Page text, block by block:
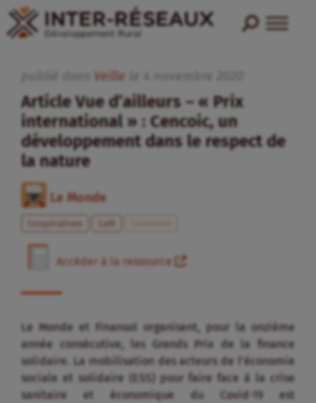
Veille
Article Vue d’ailleurs – « Prix
international » : Cencoic, un
développement dans le respect de
la nature
Le Monde
Coopératives Café Colombie
Accéder à la ressource
Le Monde et Finansol organisent, pour la onzième
année consécutive, les Grands Prix de la finance
solidaire. La mobilisation des acteurs de l’économie
sociale et solidaire (ESS) pour faire face à la crise
sanitaire et économique du Covid-19 est